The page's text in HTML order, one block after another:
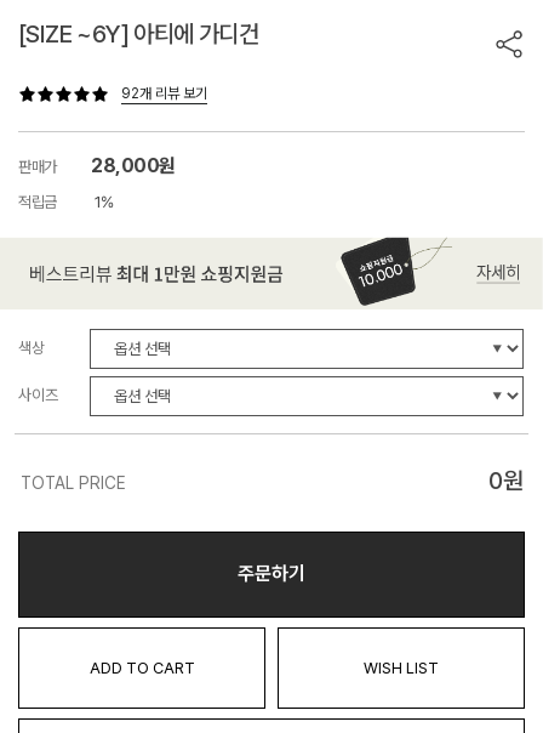
[SIZE ~6Y] 아티에 가디건
92개 리뷰 보기
판매가 28,000원
적립금 1%
색상
사이즈
TOTAL PRICE 0원
주문하기
ADD TO CART WISH LIST